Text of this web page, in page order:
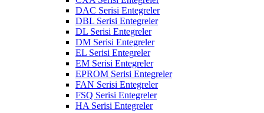
DAC Serisi Entegreler
DBL Serisi Entegreler
DL Serisi Entegreler
DM Serisi Entegreler
EL Serisi Entegreler
EM Serisi Entegreler
EPROM Serisi Entegreler
FAN Serisi Entegreler
FSQ Serisi Entegreler
HA Serisi Entegreler